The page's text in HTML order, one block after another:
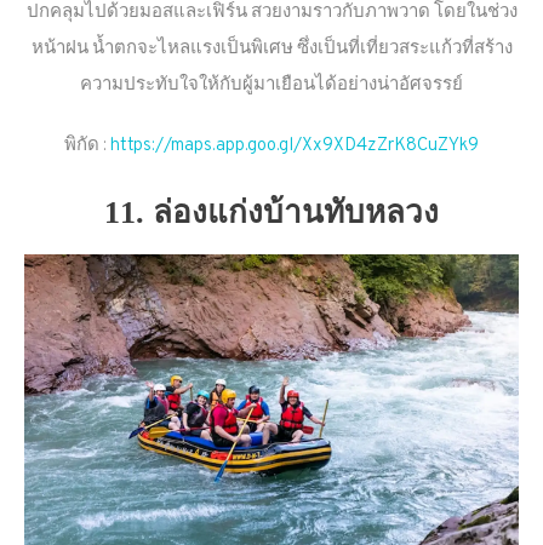
ปกคลุมไปด้วยมอสและเฟิร์น สวยงามราวกับภาพวาด โดยในช่วง
หน้าฝน น้ำตกจะไหลแรงเป็นพิเศษ ซึ่งเป็นที่เที่ยวสระแก้วที่สร้าง
ความประทับใจให้กับผู้มาเยือนได้อย่างน่าอัศจรรย์
พิกัด : https://maps.app.goo.gl/Xx9XD4zZrK8CuZYk9
11. ล่องแก่งบ้านทับหลวง